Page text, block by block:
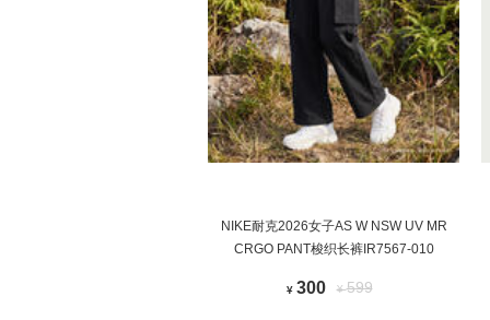
NIKE耐克2026女子AS W NSW UV MR
CRGO PANT梭织长裤IR7567-010
¥ 300 ¥599